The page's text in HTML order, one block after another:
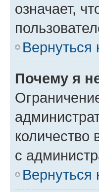
означает,
Вернуться
Почему я
с
Вернуться